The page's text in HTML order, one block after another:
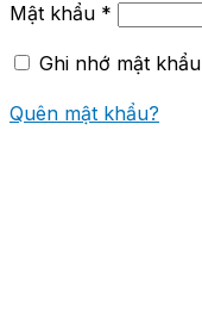
Mật khẩu *
Ghi nhớ mật khẩu
Quên mật khẩu?